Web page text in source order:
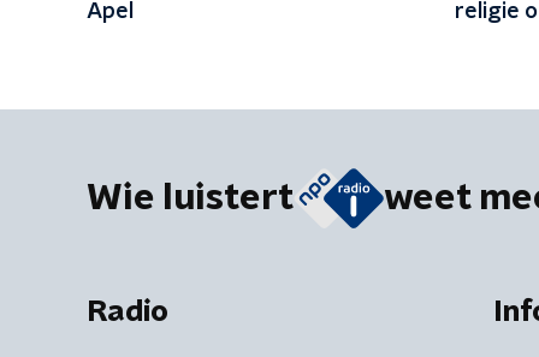
Apel
religie
Wie luistert weet
Radio